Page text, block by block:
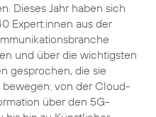
Dieses Jahr haben sich
Expert:innen aus der
und über die wichtigsten
gesprochen, die sie
bewegen: von der Cloud-
über den 5G-